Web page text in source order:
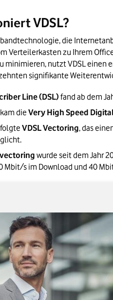
VDSL?
die
Verteilerkasten zu Ihrem
minimieren, nutzt VDSL einen
signifikante
Line (DSL) fand ab dem
die Very High Speed
folgte VDSL Vectoring, das
wurde seit dem Jahr
Mbit/s im Download und 40